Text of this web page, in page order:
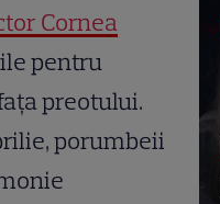
Cornea
pentru
preotului.
porumbeii